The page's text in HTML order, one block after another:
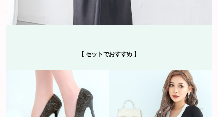
【 セットでおすすめ 】